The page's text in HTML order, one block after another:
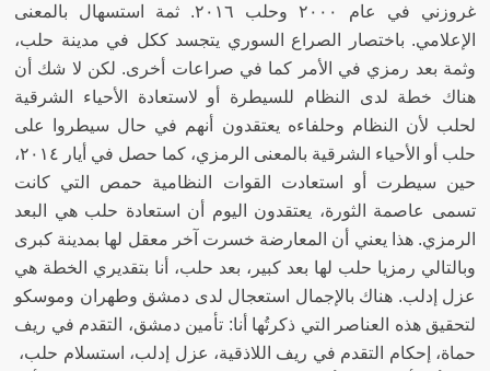
غروزني في عام ٢٠٠٠ وحلب ٢٠١٦
. ثمة استسهال بالمعنى
الإعلامي. باختصار الصراع السوري يتجسد ككل في مدينة حلب،
وثمة بعد رمزي في الأمر كما في صراعات أخرى. لكن لا شك أن
هناك خطة لدى النظام للسيطرة أو لاستعادة الأحياء الشرقية
لحلب لأن النظام وحلفاءه يعتقدون أنهم في حال سيطروا على
حلب أو الأحياء الشرقية بالمعنى الرمزي، كما حصل في أيار ٢٠١٤،
حين سيطرت أو استعادت القوات النظامية حمص التي كانت
تسمى عاصمة الثورة، يعتقدون اليوم أن استعادة حلب هي البعد
الرمزي.هذا يعني أن المعارضة خسرت آخر معقل لها بمدينة كبرى
وبالتالي رمزيا حلب لها بعد كبير، بعد حلب، أنا بتقديري الخطة هي
عزل إدلب. هناك بالإجمال استعجال لدى دمشق وطهران وموسكو
لتحقيق هذه العناصر التي ذكرتُها أنا: تأمين دمشق، التقدم في ريف
حماة، إحكام التقدم في ريف اللاذقية، عزل إدلب، استسلام حلب،